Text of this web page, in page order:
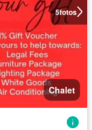
5fotos
Chalet